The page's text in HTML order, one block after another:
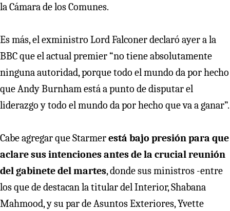
la Cámara de los Comunes.
Es más, el exministro Lord Falconer declaró ayer a la
BBC que el actual premier “no tiene absolutamente
ninguna autoridad, porque todo el mundo da por hecho
que Andy Burnham está a punto de disputar el
liderazgo y todo el mundo da por hecho que va a ganar”.
Cabe agregar que Starmerestá bajo presión para que
aclare sus intenciones antes de la crucial reunión
del gabinete del martes, donde sus ministros -entre
los que de destacan la titular del Interior, Shabana
Mahmood, y su par de Asuntos Exteriores, Yvette